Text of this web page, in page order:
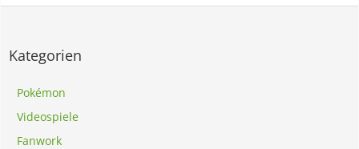
Kategorien
Pokémon
Videospiele
Fanwork